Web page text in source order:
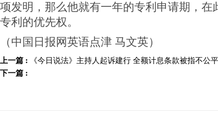
项发明，那么他就有一年的专利申请期，在
专利的优先权。
（中国日报网英语点津 马文英）
上一篇 :
《今日说法》主持人起诉建行 全额计息条款被指不公平
下一篇 :